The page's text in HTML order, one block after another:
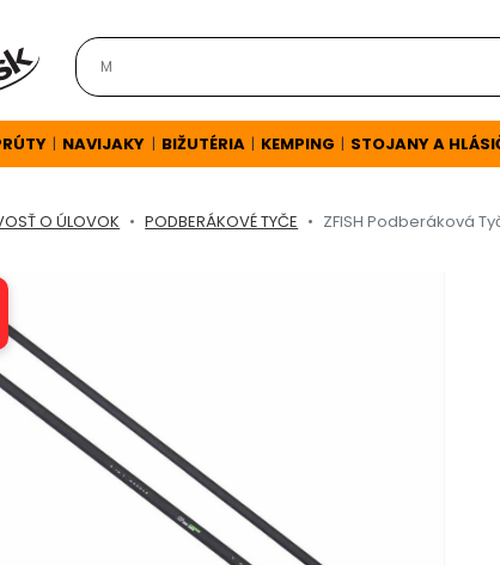
| NAVIJAKY | BIŽUTÉRIA | KEMPING | STOJANY A
O ÚLOVOK PODBERÁKOVÉ TYČE ZFISH Podberáková